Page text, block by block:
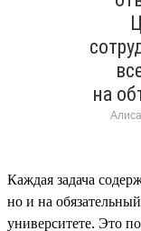
на
Каждая задача
но и на
университете. Это